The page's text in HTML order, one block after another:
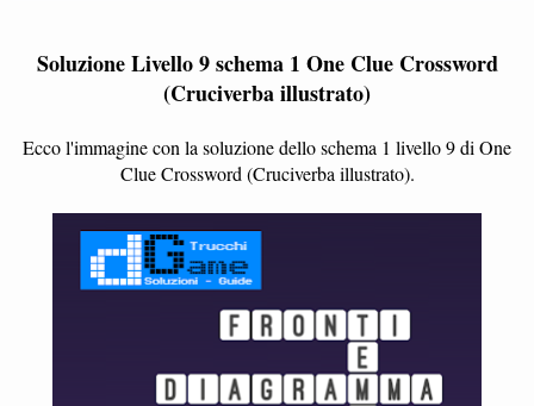
Soluzione Livello 9 schema 1 One Clue Crossword
(Cruciverba illustrato)
Ecco l'immagine con la soluzione dello schema 1 livello 9 di One
Clue Crossword (Cruciverba illustrato).